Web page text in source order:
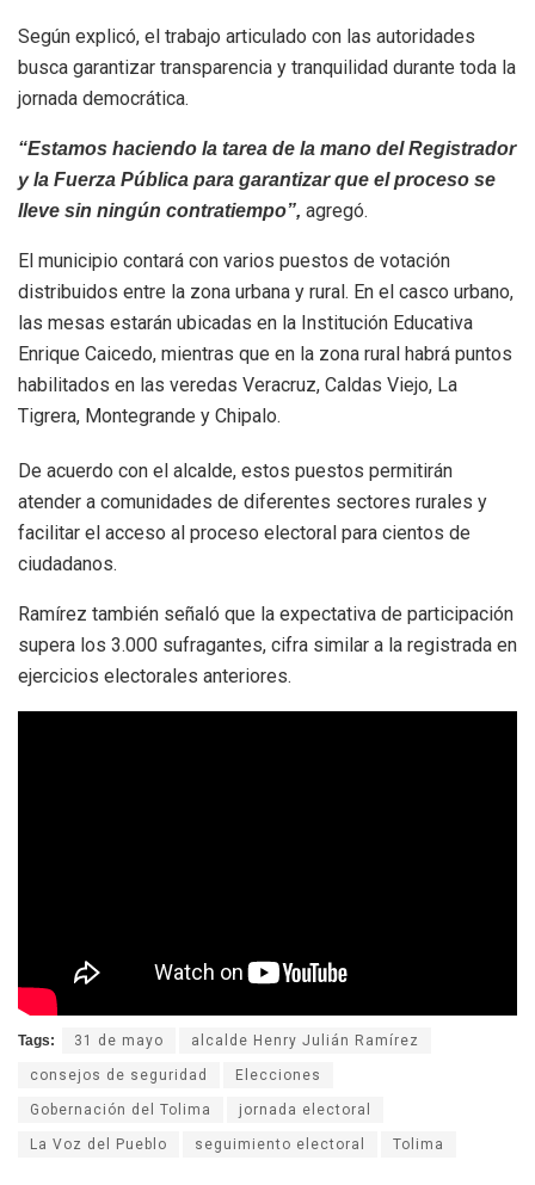
Según explicó, el trabajo articulado con las autoridades
busca garantizar transparencia y tranquilidad durante toda la
jornada democrática.
“Estamos haciendo la tarea de la mano del Registrador
y la Fuerza Pública para garantizar que el proceso se
lleve sin ningún contratiempo”, agregó.
El municipio contará con varios puestos de votación
distribuidos entre la zona urbana y rural. En el casco urbano,
las mesas estarán ubicadas en la Institución Educativa
Enrique Caicedo, mientras que en la zona rural habrá puntos
habilitados en las veredas Veracruz, Caldas Viejo, La
Tigrera, Montegrande y Chipalo.
De acuerdo con el alcalde, estos puestos permitirán
atender a comunidades de diferentes sectores rurales y
facilitar el acceso al proceso electoral para cientos de
ciudadanos.
Ramírez también señaló que la expectativa de participación
supera los 3.000 sufragantes, cifra similar a la registrada en
ejercicios electorales anteriores.
Tags: 31 de mayo alcalde Henry Julián Ramírez
consejos de seguridad Elecciones
Gobernación del Tolima jornada electoral
La Voz del Pueblo seguimiento electoral Tolima